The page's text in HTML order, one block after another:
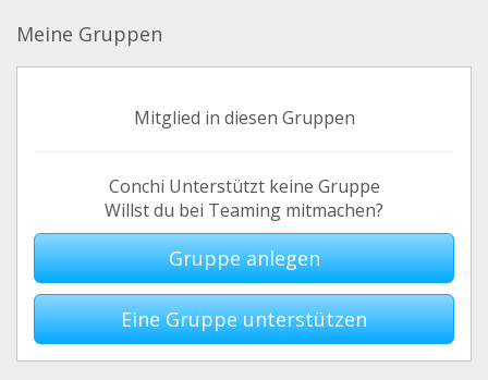
Meine Gruppen
Mitglied in diesen Gruppen
Conchi Unterstützt keine Gruppe
Willst du bei Teaming mitmachen?
Gruppe anlegen
Eine Gruppe unterstützen